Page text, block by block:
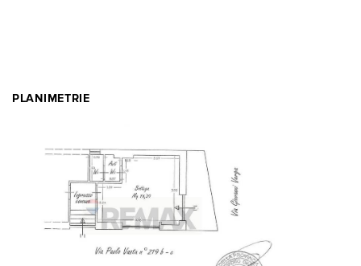
PLANIMETRIE